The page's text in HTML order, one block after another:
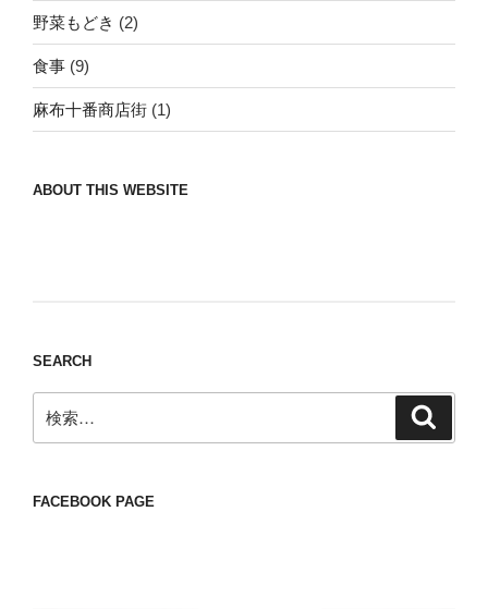
野菜もどき (2)
食事 (9)
麻布十番商店街 (1)
ABOUT THIS WEBSITE
SEARCH
索:
FACEBOOK PAGE